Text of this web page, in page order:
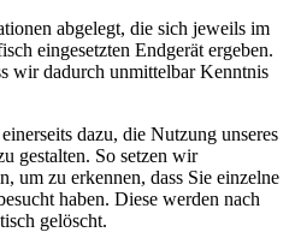
abgelegt, die sich jeweils im
eingesetzten Endgerät ergeben.
wir dadurch unmittelbar Kenntnis
dazu, die Nutzung unseres
gestalten. So setzen wir
um zu erkennen, dass Sie einzelne
haben. Diese werden nach
gelöscht.